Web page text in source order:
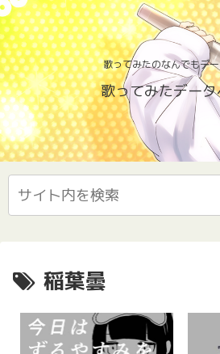
歌ってみたのなんでもデ
歌ってみたデー
稲葉曇